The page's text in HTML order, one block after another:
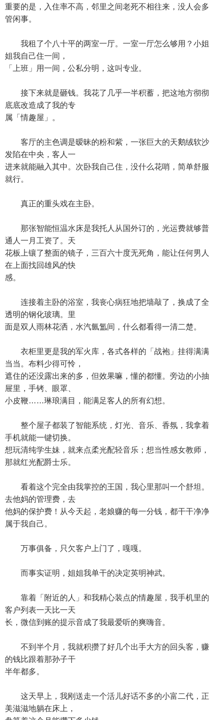
重要的是，入住率不高，邻里之间老死不相往来，没人会多
管闲事。
我租了个八十平的两室一厅。一室一厅怎么够用？小姐
姐我自己住一间，
「上班」用一间，公私分明，这叫专业。
接下来就是砸钱。我花了几乎一半积蓄，把这地方彻彻
底底改造成了我的专
属「情趣屋」。
客厅的主色调是暧昧的粉和紫，一张巨大的天鹅绒软沙
发陷在中央，客人一
进来就能融入其中。次卧我自己住，没什么花哨，简单舒服
就行。
真正的重头戏在主卧。
那张智能恒温水床是我托人从国外订的，光运费就够普
通人一月工资了。天
花板上镶了整面的镜子，三百六十度无死角，能让任何男人
在上面找回雄风的快
感。
连接着主卧的浴室，我丧心病狂地把墙敲了，换成了全
透明的钢化玻璃。里
面是双人雨林花洒，水汽氤氲间，什么都看得一清二楚。
衣柜里更是我的军火库，各式各样的「战袍」挂得满满
当当。布料少得可怜，
遮住的还没露出来的多，但效果嘛，懂的都懂。旁边的小抽
屉里，手铐、眼罩、
小皮鞭……琳琅满目，能满足客人的所有幻想。
整个屋子都装了智能系统，灯光、音乐、香氛，我拿着
手机就能一键切换。
想玩清纯学生妹，就来点柔光配轻音乐；想当性感女教师，
那就红光配爵士乐。
看着这个完全由我掌控的王国，我心里那叫一个舒坦。
去他妈的管理费，去
他妈的保护费！从今天起，老娘赚的每一分钱，都干干净净
属于我自己。
万事俱备，只欠客户上门了，嘎嘎。
而事实证明，姐姐我单干的决定英明神武。
靠着「附近的人」和我精心装点的情趣屋，我手机里的
客户列表一天比一天
长，微信到账的提示音成了我最爱听的爽嗨音。
不到半个月，我就积攒了好几个出手大方的回头客，赚
的钱比跟着那孙子干
半年都多。
这天早上，我刚送走一个活儿好话不多的小富二代，正
美滋滋地躺在床上，